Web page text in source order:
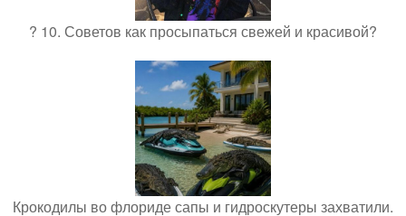
? 10. Советов как просыпаться свежей и красивой?
Крокодилы во флориде сапы и гидроскутеры захватили.